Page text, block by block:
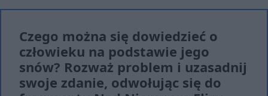
Cze­go moż­na się do­wie­dzieć o
czło­wie­ku na pod­sta­wie jego
snów? Roz­waż pro­blem i uza­sad­nij
swo­je zda­nie, od­wo­łu­jąc się do